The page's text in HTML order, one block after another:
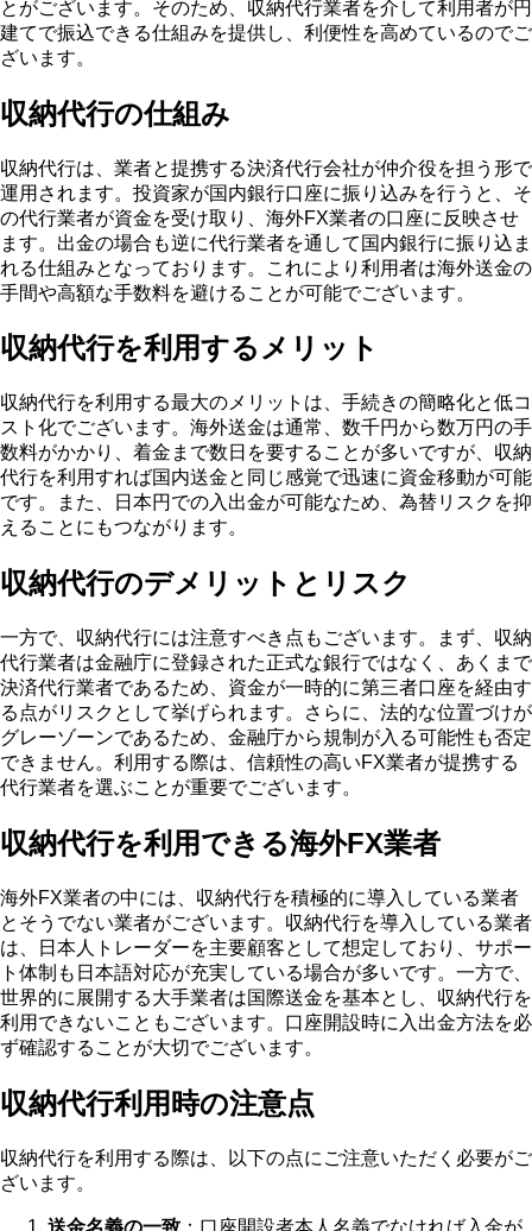
とがございます。そのため、収納代行業者を介して利用者が円
建てで振込できる仕組みを提供し、利便性を高めているのでご
ざいます。
収納代行の仕組み
収納代行は、業者と提携する決済代行会社が仲介役を担う形で
運用されます。投資家が国内銀行口座に振り込みを行うと、そ
の代行業者が資金を受け取り、海外FX業者の口座に反映させ
ます。出金の場合も逆に代行業者を通して国内銀行に振り込ま
れる仕組みとなっております。これにより利用者は海外送金の
手間や高額な手数料を避けることが可能でございます。
収納代行を利用するメリット
収納代行を利用する最大のメリットは、手続きの簡略化と低コ
スト化でございます。海外送金は通常、数千円から数万円の手
数料がかかり、着金まで数日を要することが多いですが、収納
代行を利用すれば国内送金と同じ感覚で迅速に資金移動が可能
です。また、日本円での入出金が可能なため、為替リスクを抑
えることにもつながります。
収納代行のデメリットとリスク
一方で、収納代行には注意すべき点もございます。まず、収納
代行業者は金融庁に登録された正式な銀行ではなく、あくまで
決済代行業者であるため、資金が一時的に第三者口座を経由す
る点がリスクとして挙げられます。さらに、法的な位置づけが
グレーゾーンであるため、金融庁から規制が入る可能性も否定
できません。利用する際は、信頼性の高いFX業者が提携する
代行業者を選ぶことが重要でございます。
収納代行を利用できる海外FX業者
海外FX業者の中には、収納代行を積極的に導入している業者
とそうでない業者がございます。収納代行を導入している業者
は、日本人トレーダーを主要顧客として想定しており、サポー
ト体制も日本語対応が充実している場合が多いです。一方で、
世界的に展開する大手業者は国際送金を基本とし、収納代行を
利用できないこともございます。口座開設時に入出金方法を必
ず確認することが大切でございます。
収納代行利用時の注意点
収納代行を利用する際は、以下の点にご注意いただく必要がご
ざいます。
送金名義の一致 ：口座開設者本人名義でなければ入金が